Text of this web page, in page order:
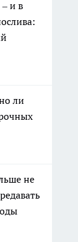
и в
ли
не